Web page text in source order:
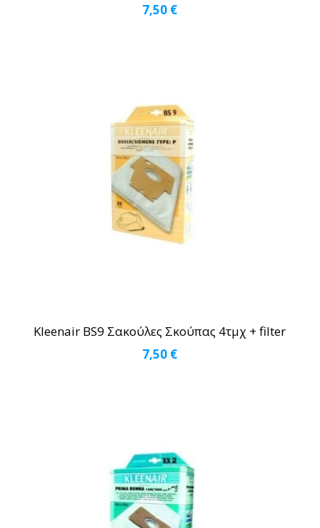
7,50 €
Kleenair BS9 Σακούλες Σκούπας 4τμχ + filter
7,50 €